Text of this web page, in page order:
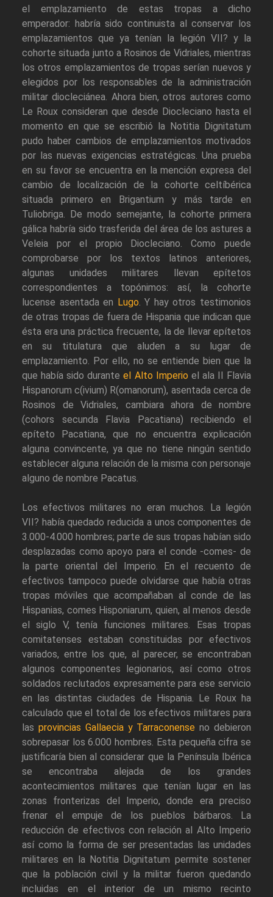
el emplazamiento de estas tropas a dicho
emperador: habría sido continuista al conservar los
emplazamientos que ya tenían la legión VII? y la
cohorte situada junto a Rosinos de Vidriales, mientras
los otros emplazamientos de tropas serían nuevos y
elegidos por los responsables de la administración
militar diocleciánea. Ahora bien, otros autores como
Le Roux consideran que desde Diocleciano hasta el
momento en que se escribió la Notitia Dignitatum
pudo haber cambios de emplazamientos motivados
por las nuevas exigencias estratégicas. Una prueba
en su favor se encuentra en la mención expresa del
cambio de localización de la cohorte celtíbérica
situada primero en Brigantium y más tarde en
Tuliobriga. De modo semejante, la cohorte primera
gálica habría sido trasferida del área de los astures a
Veleia por el propio Diocleciano. Como puede
comprobarse por los textos latinos anteriores,
algunas unidades militares llevan epítetos
correspondientes a topónimos: así, la cohorte
lucense asentada en Lugo. Y hay otros testimonios
de otras tropas de fuera de Hispania que indican que
ésta era una práctica frecuente, la de llevar epítetos
en su titulatura que aluden a su lugar de
emplazamiento. Por ello, no se entiende bien que la
que había sido duranteel Alto Imperio el ala II Flavia
Hispanorum c(ivium) R(omanorum), asentada cerca de
Rosinos de Vidriales, cambiara ahora de nombre
(cohors secunda Flavia Pacatiana) recibiendo el
epíteto Pacatiana, que no encuentra explicación
alguna convincente, ya que no tiene ningún sentido
establecer alguna relación de la misma con personaje
alguno de nombre Pacatus.
Los efectivos militares no eran muchos. La legión
VII? había quedado reducida a unos componentes de
3.000-4.000 hombres; parte de sus tropas habían sido
desplazadas como apoyo para el conde -comes- de
la parte oriental del Imperio. En el recuento de
efectivos tampoco puede olvidarse que había otras
tropas móviles que acompañaban al conde de las
Hispanias, comes Hisponiarum, quien, al menos desde
el siglo V, tenía funciones militares. Esas tropas
comitatenses estaban constituidas por efectivos
variados, entre los que, al parecer, se encontraban
algunos componentes legionarios, así como otros
soldados reclutados expresamente para ese servicio
en las distintas ciudades de Hispania. Le Roux ha
calculado que el total de los efectivos militares para
las provincias Gallaecia y Tarraconense no debieron
sobrepasar los 6.000 hombres. Esta pequeña cifra se
justificaría bien al considerar que la Península Ibérica
se encontraba alejada de los grandes
acontecimientos militares que tenían lugar en las
zonas fronterizas del Imperio, donde era preciso
frenar el empuje de los pueblos bárbaros. La
reducción de efectivos con relación al Alto Imperio
así como la forma de ser presentadas las unidades
militares en la Notitia Dignitatum permite sostener
que la población civil y la militar fueron quedando
incluidas en el interior de un mismo recinto